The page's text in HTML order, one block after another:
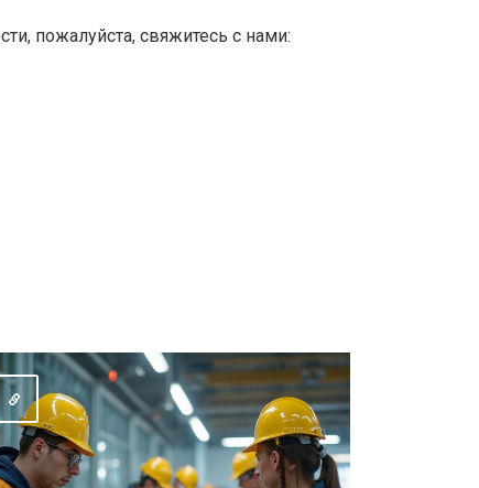
пожалуйста, свяжитесь с нами: